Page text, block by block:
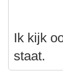
Ik kijk
staat.